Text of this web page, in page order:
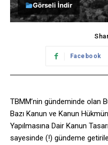
Görseli İndir
Facebook
TBMM’nin gündeminde olan
Bazı Kanun ve Kanun
Yapılmasına Dair Kanun
sayesinde (!) gündeme